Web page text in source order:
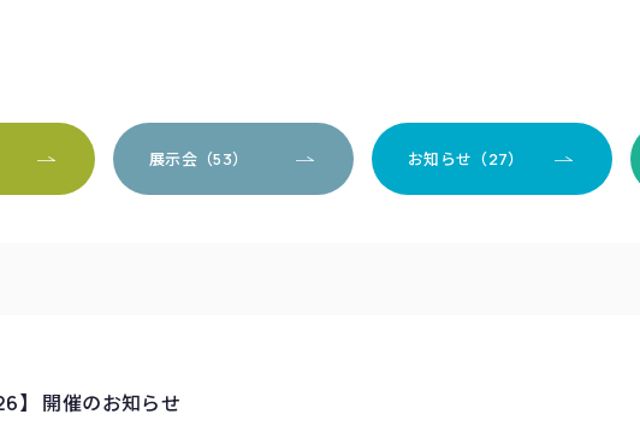
展示会（53） お知らせ（27）
】 開催のお知らせ